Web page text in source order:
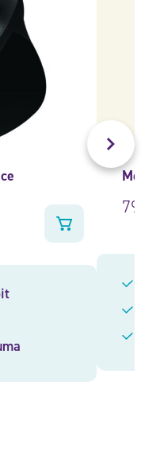
Medi
79,95